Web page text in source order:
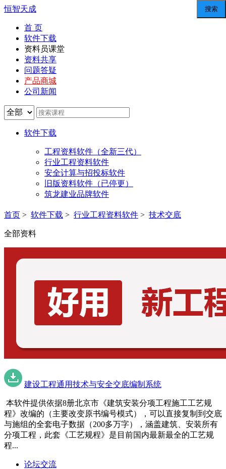
恒智天成
首 页
软件下载
资料员课堂
资料共享
问题答疑
产品商城
公司新闻
软件下载
工程资料软件（全新三代）
行业工程资料软件
安全计算与招投标软件
旧版资料软件（已停更）
筑龙建业品牌软件
首页 > 软件下载 > 行业工程资料软件 > 技术交底
全部资料
建设工程通用技术与安全交底编制系统
本软件提供依据8册北京市《建筑安装分项工程施工工艺规
程》改编的（主要改变原书编号模式），可以直接复制到交底
与施组的全套电子数据（200多万字），涵盖建筑、安装所有
分项工程，此套《工艺规程》是目前国内最新最全的工艺规
程...
论坛交流